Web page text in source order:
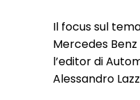
Il focus sul
Mercedes
l’editor di
Alessandro